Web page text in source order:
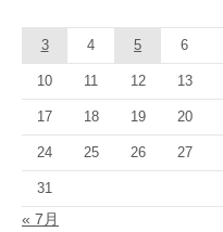
3 4 5 6
10 11 12 13
17 18 19 20
24 25 26 27
31
« 7月